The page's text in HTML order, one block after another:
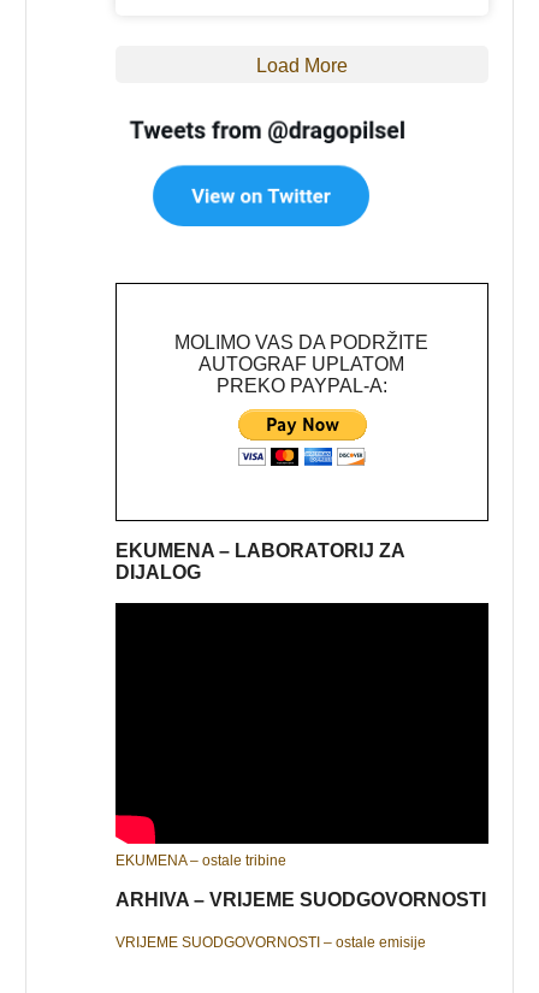
Load More
MOLIMO VAS DA PODRŽITE
AUTOGRAF UPLATOM
PREKO PAYPAL-A:
EKUMENA – LABORATORIJ ZA
DIJALOG
EKUMENA – ostale tribine
ARHIVA – VRIJEME SUODGOVORNOSTI
VRIJEME SUODGOVORNOSTI – ostale emisije